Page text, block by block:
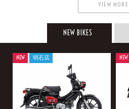
VIEW MORE
NEW BIKES
NEW 明石店 NEW